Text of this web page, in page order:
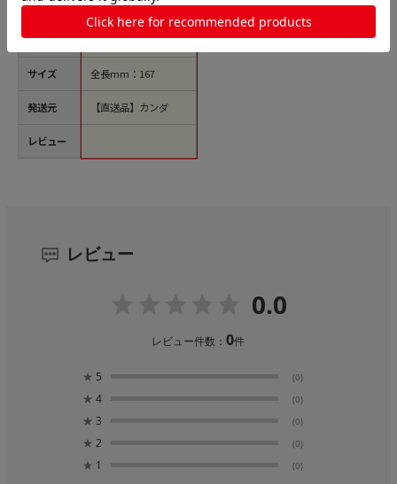
込)
サイズ
発送元
レビュー
￥6,364
全長mm：167
【直送品】カンダ
レビュー
0.0
レビュー件数：0件
★ 5 (0)
★ 4 (0)
★ 3 (0)
★ 2 (0)
★ 1 (0)